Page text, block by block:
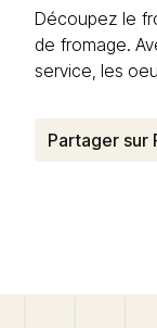
Découpez le
de fromage.
service, les
Partager sur